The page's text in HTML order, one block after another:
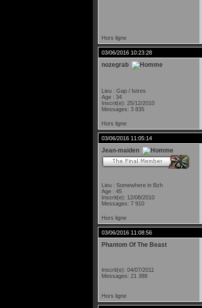
Hors ligne
03/06/2016 10:23:28
nozegrab
Lieu : Gap / Istres
Age : 34
Inscrit(e): 25/12/2010
Messages: 3 835
Hors ligne
03/06/2016 11:05:14
Jean-maiden
Lieu : Somewhere in Bzh
Age : 45
Inscrit(e): 12/08/2010
Messages: 7 910
Hors ligne
03/06/2016 11:08:56
Phantom Of The Beast
Inscrit(e): 04/07/2011
Messages: 21 388
Hors ligne